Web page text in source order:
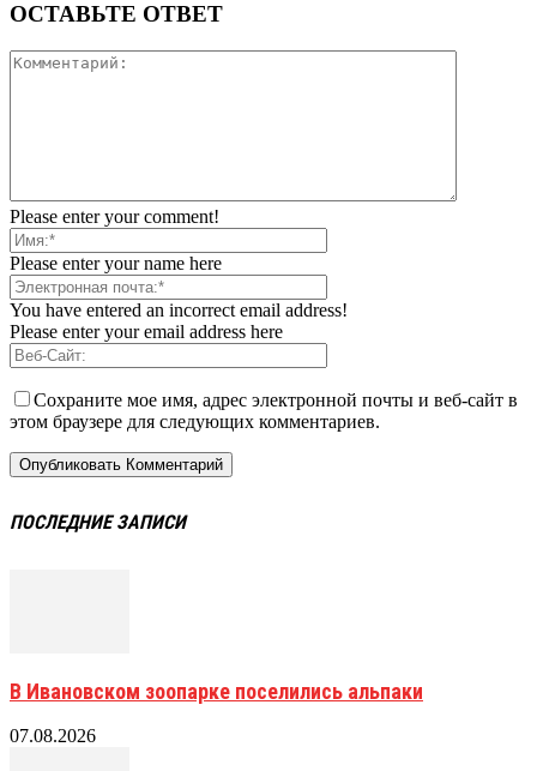
ОСТАВЬТЕ ОТВЕТ
Please enter your comment!
Please enter your name here
You have entered an incorrect email address!
Please enter your email address here
Сохраните мое имя, адрес электронной почты и веб-сайт в
этом браузере для следующих комментариев.
ПОСЛЕДНИЕ ЗАПИСИ
В Ивановском зоопарке поселились альпаки
07.08.2026